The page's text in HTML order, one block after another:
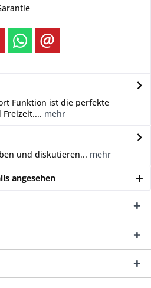
Funktion ist die perfekte
mehr
und diskutieren... mehr
angesehen